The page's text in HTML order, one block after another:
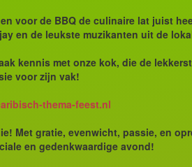
voor de BBQ de culinaire lat juist
en de leukste muzikanten uit de
kennis met onze kok, die de
voor zijn vak!
thema-feest.nl
Met gratie, evenwicht, passie, en
en gedenkwaardige avond!